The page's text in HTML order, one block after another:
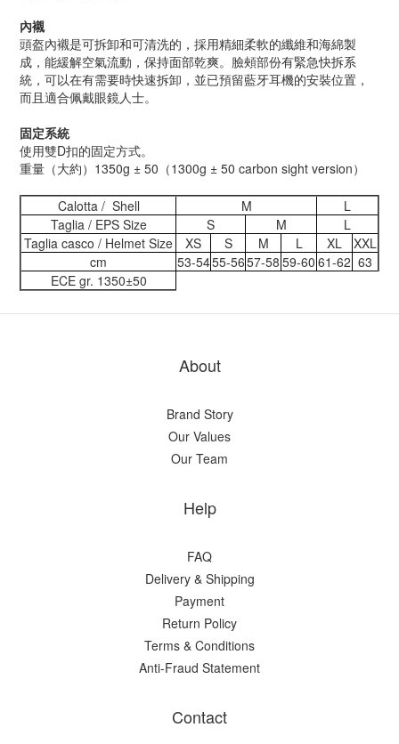
內襯
頭盔內襯是可拆卸和可清洗的，採用精細柔軟的纖維和海綿製
成，能緩解空氣流動，保持面部乾爽。臉頰部份有緊急快拆系
統，可以在有需要時快速拆卸，並已預留藍牙耳機的安裝位置，
而且適合佩戴眼鏡人士。
固定系統
使用雙D扣的固定方式。
重量（大約） 1350g ± 50 （1300g ± 50 carbon sight version）
Calotta / Shell M
L
Taglia / EPS Size
S M
L
Taglia casco / Helmet Size
XS S M L XL
XXL
cm
53-5455-5657-58 59-60 61-62 63
ECE gr. 1350±50
About
Brand Story
Our Values
Our Team
Help
FAQ
Delivery & Shipping
Payment
Return Policy
Terms & Conditions
Anti-Fraud Statement
Contact